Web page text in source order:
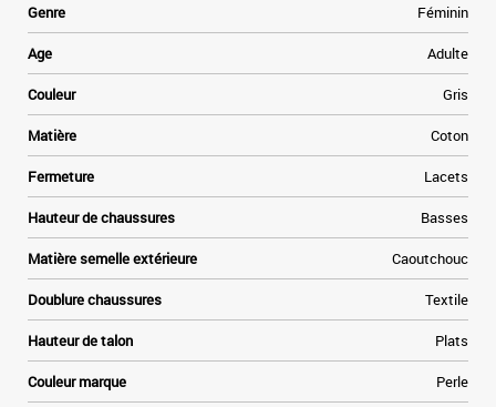
Genre Féminin
Age Adulte
Couleur Gris
Matière Coton
Fermeture Lacets
Hauteur de chaussures Basses
Matière semelle extérieure Caoutchouc
Doublure chaussures Textile
Hauteur de talon Plats
Couleur marque Perle